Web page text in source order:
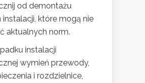
od demontażu
instalacji, które mogą nie
aktualnych norm.
instalacji
wymień przewody,
i rozdzielnice,